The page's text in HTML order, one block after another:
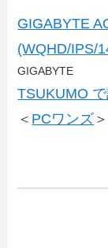
GIGABYTE
(WQHD/IPS/
GIGABYTE
TSUKUMO
＜ PCワンズ